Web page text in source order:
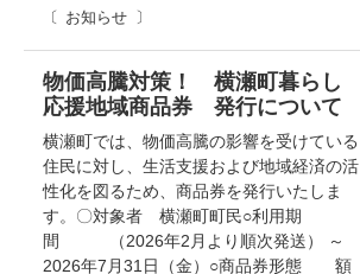
お知らせ
物価高騰対策！ 横瀬町暮らし
応援地域商品券 発行について
横瀬町では、物価高騰の影響を受けている
住民に対し、生活支援および地域経済の活
性化を図るため、商品券を発行いたしま
す。〇対象者 横瀬町町民○利用期
間 （2026年2月より順次発送） ～
2026年7月31日（金）○商品券形態 額